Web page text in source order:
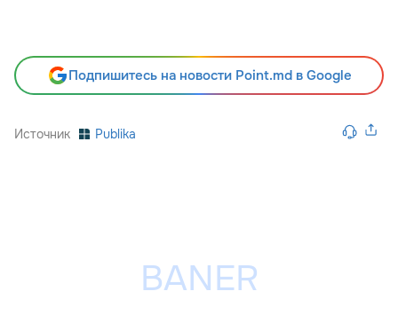
Подпишитесь на новости Point.md в Google
Источник Publika